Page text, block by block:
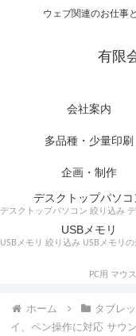
ウェブ関連のお仕事
有限
会社案内
多品種・少量印刷
企画・制作
デスクトップパソコ
USBメモリ
ホーム タブレ
イ、ペン操作に対応 サウ